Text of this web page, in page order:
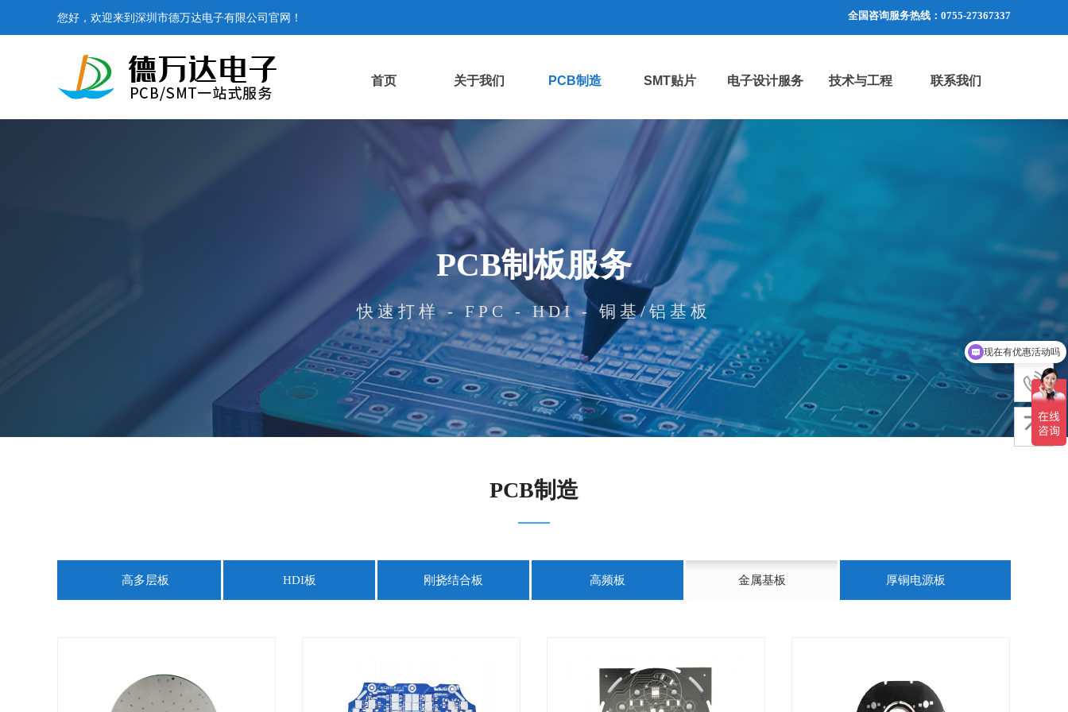
您好，欢迎来到深圳市德万达电子有限公司官网！ 全国咨询服务热线： 0755-27367337
首页 关于我们 PCB制造 SMT贴片 电子设计服务 技术与工程 联系我们
PCB制板服务
快速打样 - FPC - HDI - 铜基/铝基板
PCB制造
高多层板 HDI板 刚挠结合板 高频板 金属基板 厚铜电源板
现在有优惠活动吗